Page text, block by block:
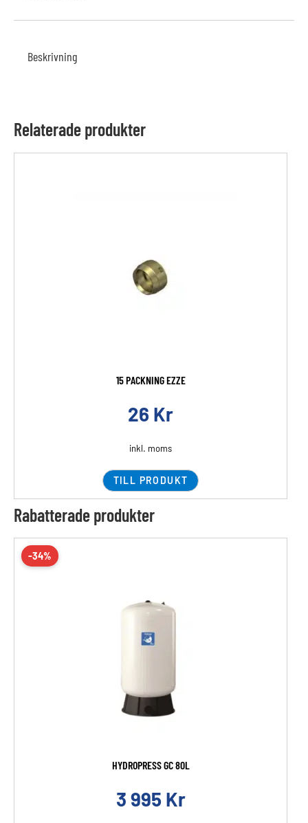
Beskrivning
Relaterade produkter
15 PACKNING EZZE
26 Kr
inkl. moms
TILL PRODUKT
Rabatterade produkter
-34%
HYDROPRESS GC 80L
3 995 Kr